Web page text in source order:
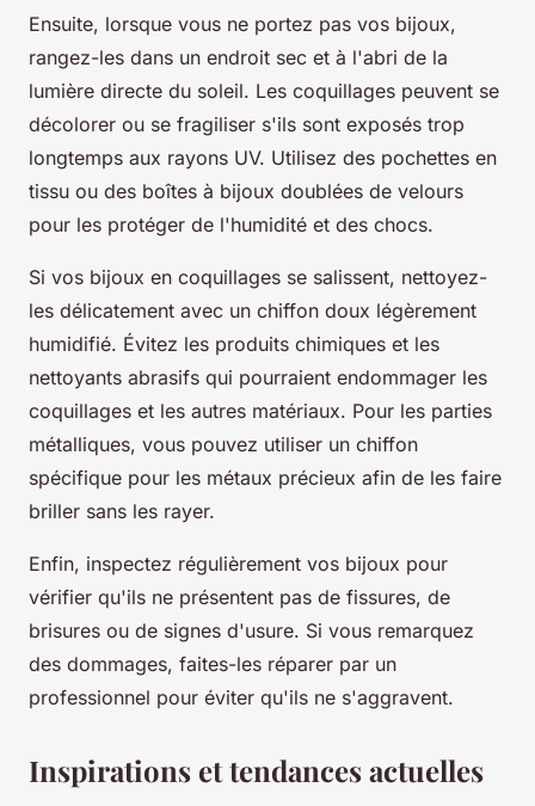
Ensuite, lorsque vous ne portez pas vos bijoux,
rangez-les dans un endroit sec et à l'abri de la
lumière directe du soleil. Les coquillages peuvent se
décolorer ou se fragiliser s'ils sont exposés trop
longtemps aux rayons UV. Utilisez des pochettes en
tissu ou des boîtes à bijoux doublées de velours
pour les protéger de l'humidité et des chocs.
Si vos bijoux en coquillages se salissent, nettoyez-
les délicatement avec un chiffon doux légèrement
humidifié. Évitez les produits chimiques et les
nettoyants abrasifs qui pourraient endommager les
coquillages et les autres matériaux. Pour les parties
métalliques, vous pouvez utiliser un chiffon
spécifique pour les métaux précieux afin de les faire
briller sans les rayer.
Enfin, inspectez régulièrement vos bijoux pour
vérifier qu'ils ne présentent pas de fissures, de
brisures ou de signes d'usure. Si vous remarquez
des dommages, faites-les réparer par un
professionnel pour éviter qu'ils ne s'aggravent.
Inspirations et tendances actuelles